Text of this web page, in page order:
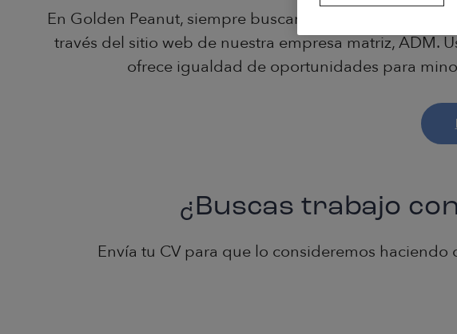
En Golden Peanut, siempre buscamos nuevos
través del sitio web de nuestra empresa matriz, ADM.
ofrece igualdad de oportunidades para
¿Buscas trabajo
Envía tu CV para que lo consideremos